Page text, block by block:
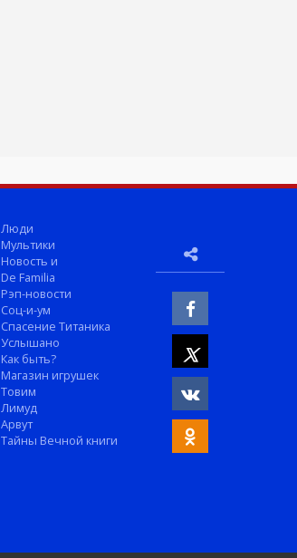
Люди
Мультики
Новость и
De Familia
Рэп-новости
Соц-и-ум
Спасение Титаника
Услышано
Как быть?
Магазин игрушек
Товим
Лимуд
Арвут
Тайны Вечной книги